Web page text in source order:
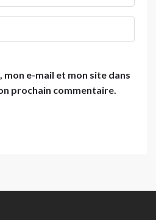
e-mail et mon site dans
prochain commentaire.